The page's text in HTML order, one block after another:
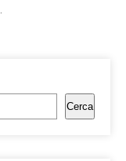
Cerca